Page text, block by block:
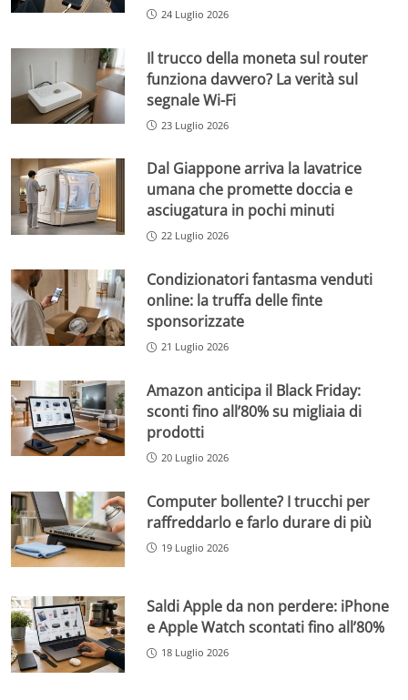
24 Luglio 2026
Il trucco della moneta sul router
funziona davvero? La verità sul
segnale Wi-Fi
23 Luglio 2026
Dal Giappone arriva la lavatrice
umana che promette doccia e
asciugatura in pochi minuti
22 Luglio 2026
Condizionatori fantasma venduti
online: la truffa delle finte
sponsorizzate
21 Luglio 2026
Amazon anticipa il Black Friday:
sconti fino all’80% su migliaia di
prodotti
20 Luglio 2026
Computer bollente? I trucchi per
raffreddarlo e farlo durare di più
19 Luglio 2026
Saldi Apple da non perdere: iPhone
e Apple Watch scontati fino all’80%
18 Luglio 2026